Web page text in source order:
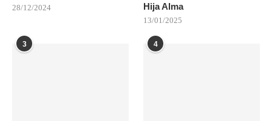
28/12/2024
Hija Alma
13/01/2025
3 4